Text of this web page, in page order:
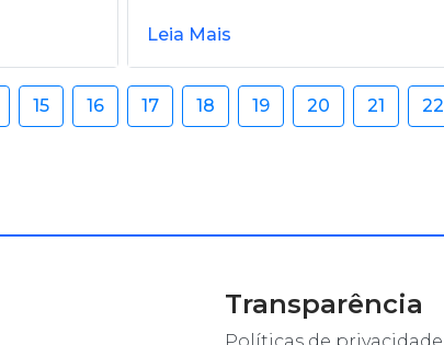
Leia Mais
15 16 17 18 19 20 21 22
Transparência